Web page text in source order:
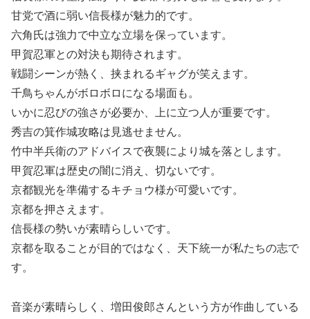
甘党で酒に弱い信長様が魅力的です。
六角氏は強力で中立な立場を保っています。
甲賀忍軍との対決も期待されます。
戦闘シーンが熱く、挟まれるギャグが笑えます。
千鳥ちゃんがボロボロになる場面も。
いかに忍びの強さが必要か、上に立つ人が重要です。
秀吉の箕作城攻略は見逃せません。
竹中半兵衛のアドバイスで夜襲により城を落とします。
甲賀忍軍は歴史の闇に消え、切ないです。
京都観光を準備するキチョウ様が可愛いです。
京都を押さえます。
信長様の勢いが素晴らしいです。
京都を取ることが目的ではなく、天下統一が私たちの志で
す。
音楽が素晴らしく、増田俊郎さんという方が作曲している